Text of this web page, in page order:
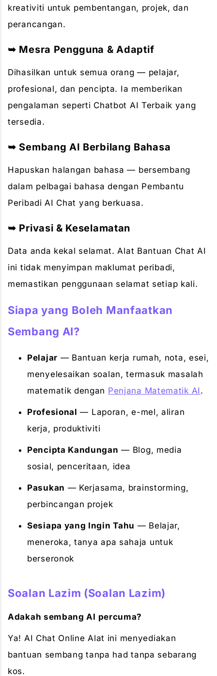
kreativiti untuk pembentangan, projek, dan
perancangan.
➥ Mesra Pengguna & Adaptif
Dihasilkan untuk semua orang — pelajar,
profesional, dan pencipta. Ia memberikan
pengalaman seperti Chatbot AI Terbaik yang
tersedia.
➥ Sembang AI Berbilang Bahasa
Hapuskan halangan bahasa — bersembang
dalam pelbagai bahasa dengan Pembantu
Peribadi AI Chat yang berkuasa.
➥ Privasi & Keselamatan
Data anda kekal selamat. Alat Bantuan Chat AI
ini tidak menyimpan maklumat peribadi,
memastikan penggunaan selamat setiap kali.
Siapa yang Boleh Manfaatkan
Sembang AI?
Pelajar — Bantuan kerja rumah, nota, esei,
menyelesaikan soalan, termasuk masalah
matematik dengan Penjana Matematik AI .
Profesional — Laporan, e-mel, aliran
kerja, produktiviti
Pencipta Kandungan — Blog, media
sosial, penceritaan, idea
Pasukan — Kerjasama, brainstorming,
perbincangan projek
Sesiapa yang Ingin Tahu — Belajar,
meneroka, tanya apa sahaja untuk
berseronok
Soalan Lazim (Soalan Lazim)
Adakah sembang AI percuma?
Ya! AI Chat Online Alat ini menyediakan
bantuan sembang tanpa had tanpa sebarang
kos.